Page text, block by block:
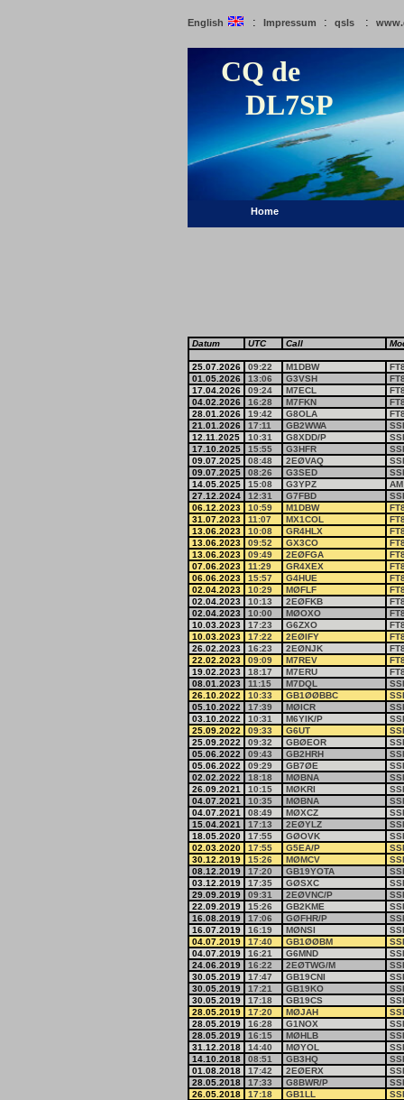
English : Impressum : qsls :
CQ de
DL7SP
Home
Datum UTC Call
25.07.2026 09:22 M1DBW
01.05.2026
13:06 G3VSH
17.04.2026
09:24 M7ECL
04.02.2026
16:28 M7FKN
28.01.2026
19:42 G8OLA
21.01.2026
17:11 GB2WWA
12.11.2025
10:31 G8XDD/P
17.10.2025
15:55 G3HFR
09.07.2025
08:48 2EØVAQ
09.07.2025
08:26 G3SED
14.05.2025
15:08 G3YPZ
AM
27.12.2024
12:31 G7FBD
06.12.2023
10:59 M1DBW
31.07.2023
11:07 MX1COL
13.06.2023
10:08 GR4HLX
13.06.2023
09:52 GX3CO
13.06.2023
09:49 2EØFGA
07.06.2023
11:29 GR4XEX
06.06.2023
15:57 G4HUE
02.04.2023
10:29 MØFLF
02.04.2023
10:13 2EØFKB
02.04.2023
10:00 MØOXO
10.03.2023
17:23 G6ZXO
10.03.2023
17:22 2EØIFY
26.02.2023
16:23 2EØNJK
22.02.2023
09:09 M7REV
19.02.2023
18:17 M7ERU
08.01.2023
11:15 M7DQL
26.10.2022
10:33 GB1ØØBBC
05.10.2022
17:39 MØICR
03.10.2022
10:31 M6YIK/P
25.09.2022
09:33 G6UT
25.09.2022
09:32 GBØEOR
05.06.2022
09:43 GB2HRH
05.06.2022
09:29 GB7ØE
02.02.2022
18:18 MØBNA
26.09.2021
10:15 MØKRI
04.07.2021
10:35 MØBNA
04.07.2021
08:49 MØXCZ
15.04.2021
17:13 2EØYLZ
18.05.2020
17:55 GØOVK
02.03.2020
17:55 G5EA/P
30.12.2019
15:26 MØMCV
08.12.2019
17:20 GB19YOTA
03.12.2019
17:35 GØSXC
29.09.2019
09:31 2EØVNC/P
22.09.2019
15:26 GB2KME
16.08.2019
17:06 GØFHR/P
16.07.2019
16:19 MØNSI
04.07.2019
17:40 GB1ØØBM
04.07.2019
16:21 G6MND
24.06.2019
16:22 2EØTWG/M
30.05.2019
17:47 GB19CNI
30.05.2019
17:21 GB19KO
30.05.2019
17:18 GB19CS
28.05.2019
17:20 MØJAH
28.05.2019
16:28 G1NOX
28.05.2019
16:15 MØHLB
31.12.2018
14:40 MØYOL
14.10.2018
08:51 GB3HQ
01.08.2018
17:42 2EØERX
28.05.2018
17:33 G8BWR/P
26.05.2018
17:18 GB1LL